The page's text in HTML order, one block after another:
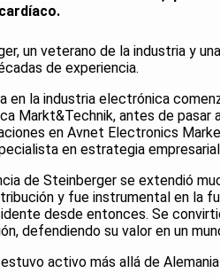
un veterano de la industria y
de experiencia.
en la industria electrónica
Markt&Technik, antes de
en Avnet Electronics
en estrategia
de Steinberger se extendió
y fue instrumental en la
desde entonces. Se
defendiendo su valor en un
activo más allá de